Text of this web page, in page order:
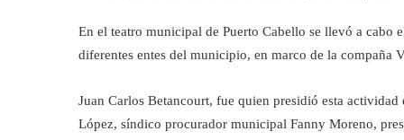
En el teatro municipal de Puerto Cabello se llevó a cabo
diferentes entes del municipio, en marco de la compaña
Juan Carlos Betancourt, fue quien presidió esta
López, síndico procurador municipal Fanny Moreno,